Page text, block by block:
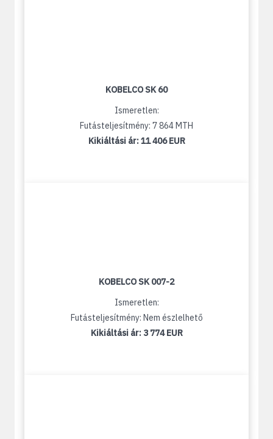
KOBELCO SK 60
Ismeretlen:
Futásteljesítmény: 7 864 MTH
Kikiáltási ár:11 406 EUR
KOBELCO SK 007-2
Ismeretlen:
Futásteljesítmény: Nem észlelhető
Kikiáltási ár: 3 774 EUR